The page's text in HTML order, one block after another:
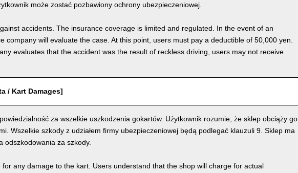
może zostać pozbawiony ochrony ubezpieczeniowej.
accidents. The insurance coverage is limited and regulated. In the event of an
company will evaluate the case. At this point, users must pay a deductible of 50,000 yen.
evaluates that the accident was the result of reckless driving, users may not receive
/ Kart Damages]
za wszelkie uszkodzenia gokartów. Użytkownik rozumie, że sklep obciąży go
Wszelkie szkody z udziałem firmy ubezpieczeniowej będą podlegać klauzuli 9. Sklep ma
odszkodowania za szkody.
for any damage to the kart. Users understand that the shop will charge for actual